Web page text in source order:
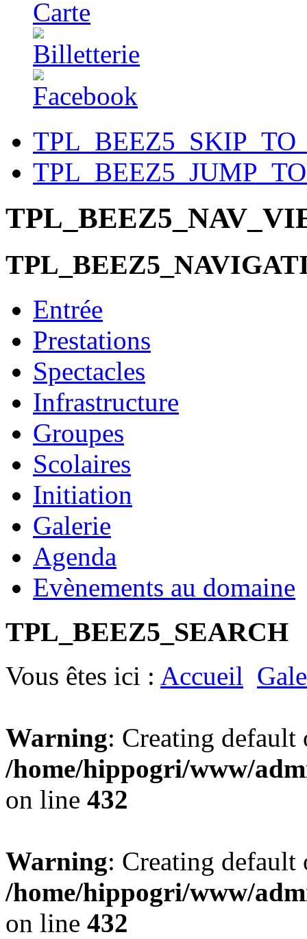
Entrée
Prestations
Spectacles
Infrastructure
Groupes
Scolaires
Initiation
Galerie
Agenda
Evènements au domaine
TPL_BEEZ5_SEARCH
Vous êtes ici : Accueil
Warning: Creating
/home/hippogri/www/
on line 432
Warning: Creating
/home/hippogri/www/
on line 432